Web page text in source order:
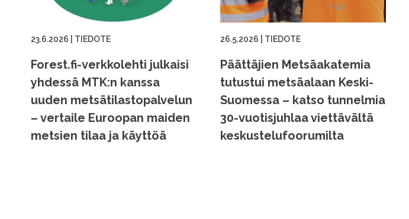
23.6.2026 TIEDOTE
Forest.fi-verkkolehti julkaisi
yhdessä MTK:n kanssa
uuden metsätilastopalvelun
– vertaile Euroopan maiden
metsien tilaa ja käyttöä
26.5.2026 TIEDOTE
Päättäjien Metsäakatemia
tutustui metsäalaan Keski-
Suomessa – katso tunnelmia
30-vuotisjuhlaa viettävältä
keskustelufoorumilta